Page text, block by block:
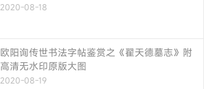
2020-08-18
欧阳询传世书法字帖鉴赏之《翟天德墓志》附
高清无水印原版大图
2020-08-19